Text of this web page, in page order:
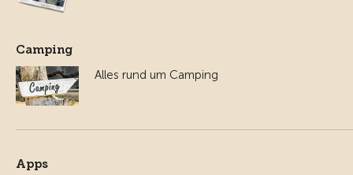
Camping
Alles rund um Camping
Apps